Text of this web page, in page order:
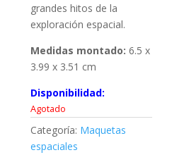
grandes hitos de la
exploración espacial.
Medidas montado: 6.5 x
3.99 x 3.51 cm
Disponibilidad:
Agotado
Categoría: Maquetas
espaciales